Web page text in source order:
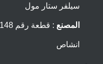
سيلفر ستار مول
المصنع
انشاص